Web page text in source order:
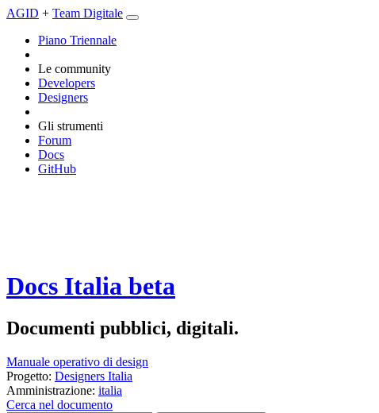
AGID + Team Digitale
Piano Triennale
Le community
Developers
Designers
Gli strumenti
Forum
Docs
GitHub
Docs Italia beta
Documenti pubblici, digitali.
Manuale operativo di design
Progetto: Designers Italia
Amministrazione: italia
Cerca nel documento